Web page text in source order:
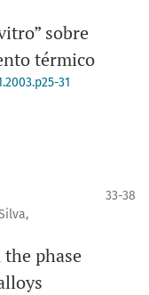
sobre
térmico
31
33-38
phase